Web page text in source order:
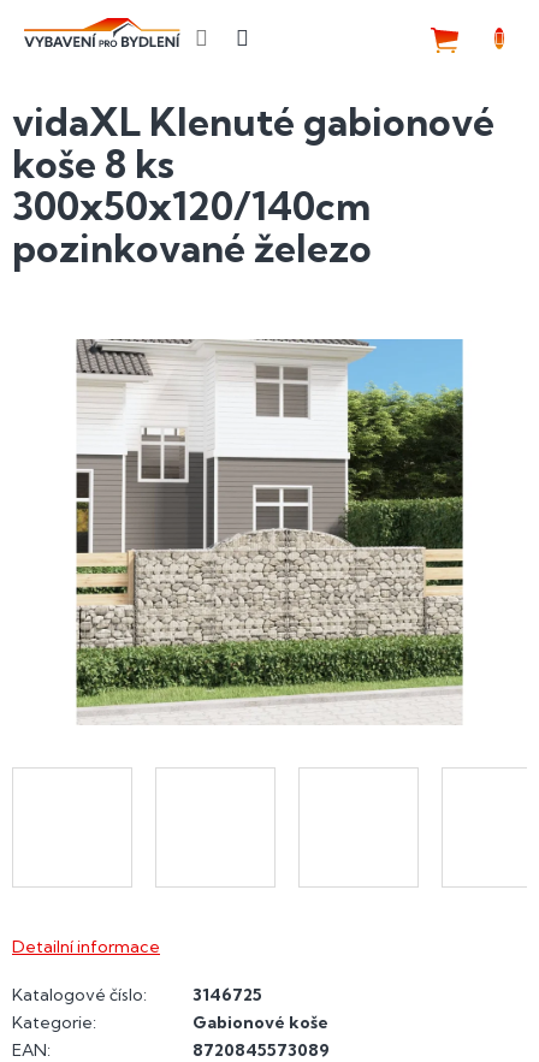
vidaXL Klenuté gabionové
koše 8 ks
300x50x120/140cm
pozinkované železo
Detailní informace
Katalogové číslo:
3146725
Kategorie:
Gabionové koše
EAN: 8720845573089